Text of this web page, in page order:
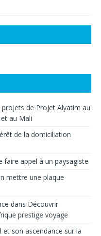
projets de Projet Alyatim au
au Mali
de la domiciliation
faire appel à un paysagiste
mettre une plaque
dans Découvrir
prestige voyage
et son ascendance sur la